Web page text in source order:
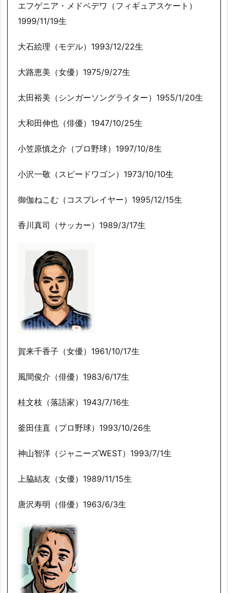
エフゲニア・メドベデワ（フィギュアスケート）
1999/11/19生
大石絵理（モデル）1993/12/22生
大路恵美（女優）1975/9/27生
太田裕美（シンガーソングライター）1955/1/20生
大和田伸也（俳優）1947/10/25生
小笠原慎之介（プロ野球）1997/10/8生
小沢一敬（スピードワゴン）1973/10/10生
御伽ねこむ（コスプレイヤー）1995/12/15生
香川真司（サッカー）1989/3/17生
賀来千香子（女優）1961/10/17生
風間俊介（俳優）1983/6/17生
桂文枝（落語家）1943/7/16生
釜田佳直（プロ野球）1993/10/26生
神山智洋（ジャニーズWEST）1993/7/1生
上脇結友（女優）1989/11/15生
唐沢寿明（俳優）1963/6/3生